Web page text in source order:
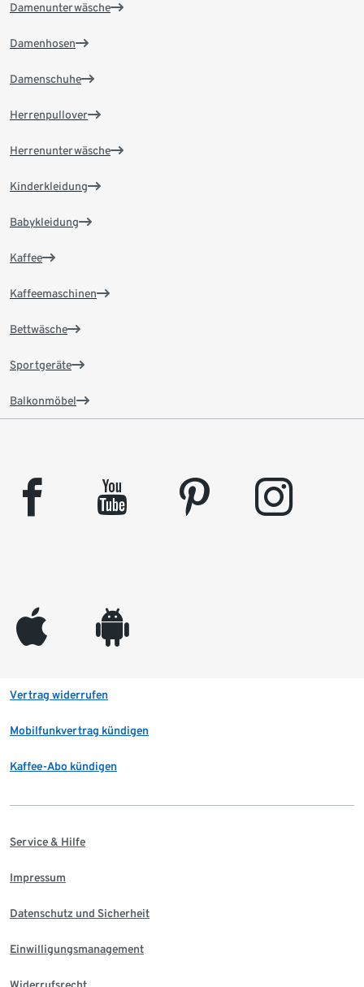
Damenunterwäsche
Damenhosen
Damenschuhe
Herrenpullover
Herrenunterwäsche
Kinderkleidung
Babykleidung
Kaffee
Kaffeemaschinen
Bettwäsche
Sportgeräte
Balkonmöbel
facebook youtube pinterest instagram
appleinc android
Vertrag widerrufen
Mobilfunkvertrag kündigen
Kaffee-Abo kündigen
Service & Hilfe
Impressum
Datenschutz und Sicherheit
Einwilligungsmanagement